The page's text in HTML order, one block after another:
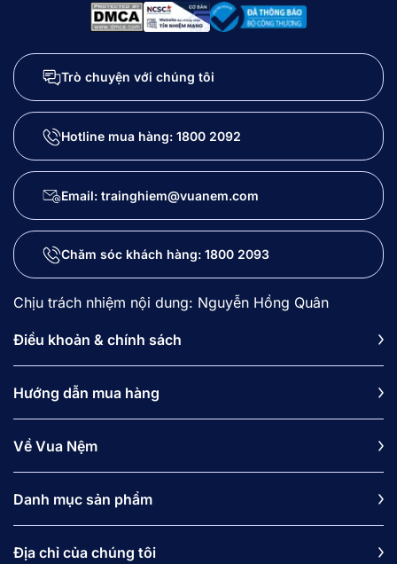
Trò chuyện với chúng tôi
Hotline mua hàng: 1800 2092
Email: trainghiem@vuanem.com
Chăm sóc khách hàng: 1800 2093
Chịu trách nhiệm nội dung: Nguyễn Hồng Quân
Điều khoản & chính sách
Hướng dẫn mua hàng
Về Vua Nệm
Danh mục sản phẩm
Địa chỉ của chúng tôi